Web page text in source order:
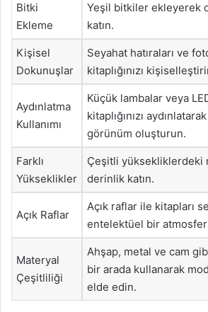
Bitki
Ekleme
Yeşil bitkiler ekleyerek
katın.
Kişisel
Dokunuşlar
Seyahat hatıraları ve
kitaplığınızı
Aydınlatma
Kullanımı
Küçük lambalar veya
kitaplığınızı
görünüm oluşturun.
Farklı
Yükseklikler
Çeşitli yüksekliklerdeki
derinlik katın.
Açık Raflar
Açık raflar ile kitapları
entelektüel bir
Materyal
Çeşitliliği
Ahşap, metal ve cam
bir arada kullanarak
elde edin.